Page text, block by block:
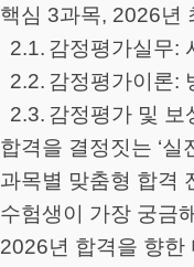
핵심 3과목, 2026년
감정평가실무:
감정평가이론:
감정평가 및 보
합격을 결정짓는 ‘실
과목별 맞춤형 합격
수험생이 가장 궁금
2026년 합격을 향한